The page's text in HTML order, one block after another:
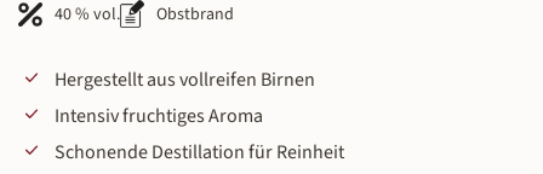
40 % vol. Obstbrand
Hergestellt aus vollreifen Birnen
Intensiv fruchtiges Aroma
Schonende Destillation für Reinheit